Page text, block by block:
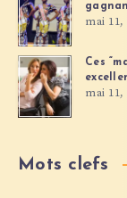
mai 11,
Ces
mai 11,
Mots clefs